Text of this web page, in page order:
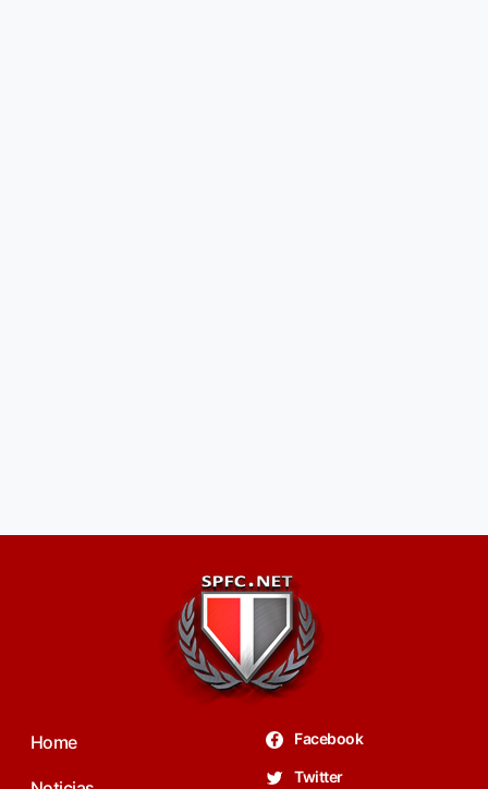
Home Facebook
Twitter